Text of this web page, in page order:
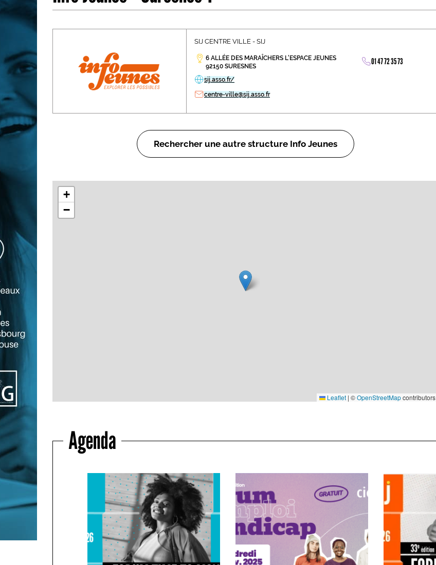
Les écoles se présentent
Apprendre autrement
SIJ CENTRE VILLE - SIJ
6 ALLÉE DES MARAÎCHERS L'ESPACE JEUNES
92150 SURESNES
01 47 72 35 73
sij.asso.fr/
centre-ville@sij.asso.fr
Rechercher une autre structure Info Jeunes
+
−
Leaflet | ©OpenStreetMapcontributors
Agenda